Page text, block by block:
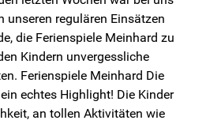
unseren regulären Einsätzen
die Ferienspiele Meinhard zu
Kindern unvergessliche
Ferienspiele Meinhard Die
echtes Highlight! Die Kinder
an tollen Aktivitäten wie